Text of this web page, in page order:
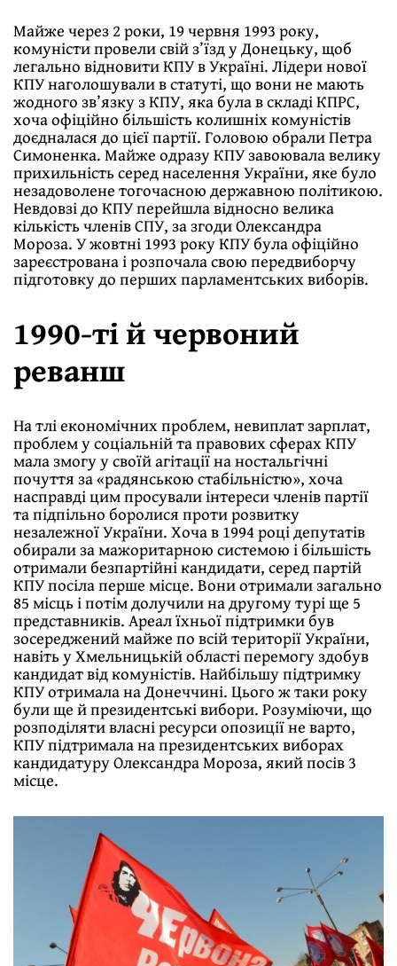
Майже через 2 роки, 19 червня 1993 року,
комуністи провели свій з’їзд у Донецьку, щоб
легально відновити КПУ в Україні. Лідери нової
КПУ наголошували в статуті, що вони не мають
жодного зв’язку з КПУ, яка була в складі КПРС,
хоча офіційно більшість колишніх комуністів
доєдналася до цієї партії. Головою обрали Петра
Симоненка. Майже одразу КПУ завоювала велику
прихильність серед населення України, яке було
незадоволене тогочасною державною політикою.
Невдовзі до КПУ перейшла відносно велика
кількість членів СПУ, за згоди Олександра
Мороза. У жовтні 1993 року КПУ була офіційно
зареєстрована і розпочала свою передвиборчу
підготовку до перших парламентських виборів.
1990-ті й червоний
реванш
На тлі економічних проблем, невиплат зарплат,
проблем у соціальній та правових сферах КПУ
мала змогу у своїй агітації на ностальгічні
почуття за «радянською стабільністю», хоча
насправді цим просували інтереси членів партії
та підпільно боролися проти розвитку
незалежної України. Хоча в 1994 році депутатів
обирали за мажоритарною системою і більшість
отримали безпартійні кандидати, серед партій
КПУ посіла перше місце. Вони отримали загально
85 місць і потім долучили на другому турі ще 5
представників. Ареал їхньої підтримки був
зосереджений майже по всій території України,
навіть у Хмельницькій області перемогу здобув
кандидат від комуністів. Найбільшу підтримку
КПУ отримала на Донеччині. Цього ж таки року
були ще й президентські вибори. Розуміючи, що
розподіляти власні ресурси опозиції не варто,
КПУ підтримала на президентських виборах
кандидатуру Олександра Мороза, який посів 3
місце.